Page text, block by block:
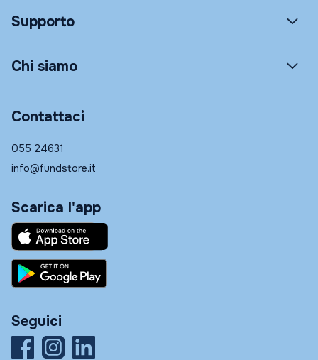
Supporto
Chi siamo
Contattaci
055 24631
info@fundstore.it
Scarica l'app
Seguici